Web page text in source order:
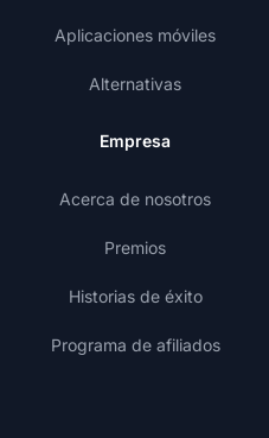
Aplicaciones móviles
Alternativas
Empresa
Acerca de nosotros
Premios
Historias de éxito
Programa de afiliados